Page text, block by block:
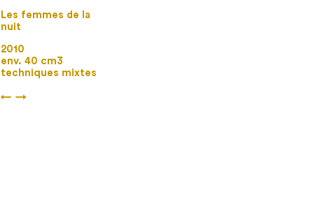
Les femmes de la
nuit
2010
env. 40 cm3
techniques mixtes
← →